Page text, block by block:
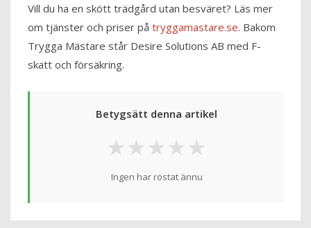
Vill du ha en skött trädgård utan besväret? Läs mer
om tjänster och priser på tryggamastare.se. Bakom
Trygga Mästare står Desire Solutions AB med F-
skatt och försäkring.
Betygsätt denna artikel
★
★
★
★
★
Ingen har röstat ännu